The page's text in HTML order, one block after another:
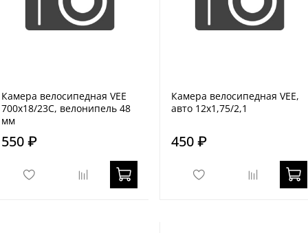
Камера велосипедная VEE
700х18/23С, велонипель 48
мм
550 ₽
Камера велосипедная VEE,
авто 12x1,75/2,1
450 ₽